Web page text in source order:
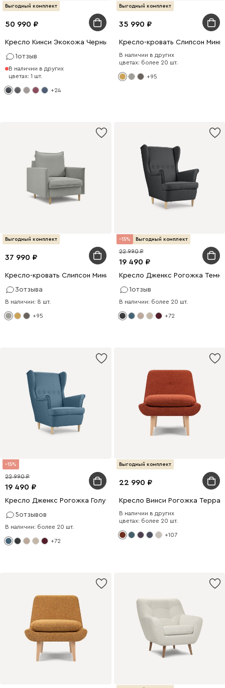
Выгодный комплект
50 990
Кресло Кинси Экокожа Черный
1отзыв
В наличии в других
цветах: 1 шт.
+24
Выгодный комплект
35 990
Кресло-кровать Слипсон
В наличии в других
цветах: более 20 шт.
+95
Выгодный комплект
37 990
Кресло-кровать Слипсон Мини Вельвет Светло-серый
3отзыва
В наличии: 8 шт.
+95
15 Выгодный комплект
19 490
22 990
Кресло Дженкс Рогожка
1отзыв
В наличии: более 20 шт.
+72
15
19 490
22 990
Кресло Дженкс Рогожка Голубой
5отзывов
В наличии: более 20 шт.
+72
Выгодный комплект
22 990
Кресло Винси Рогожка
В наличии в других
цветах: более 20 шт.
+107